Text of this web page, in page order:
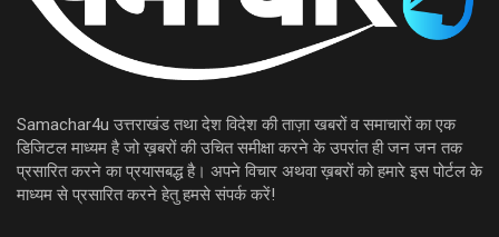
Samachar4u उत्तराखंड तथा देश विदेश की ताज़ा खबरों व समाचारों का एक
डिजिटल माध्यम है जो ख़बरों की उचित समीक्षा करने के उपरांत ही जन जन तक
प्रसारित करने का प्रयासबद्ध है। अपने विचार अथवा ख़बरों को हमारे इस पोर्टल के
माध्यम से प्रसारित करने हेतु हमसे संपर्क करें!